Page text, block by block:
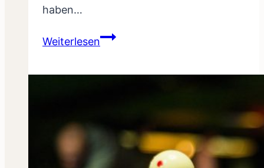
haben…
WeiterlesenBasic